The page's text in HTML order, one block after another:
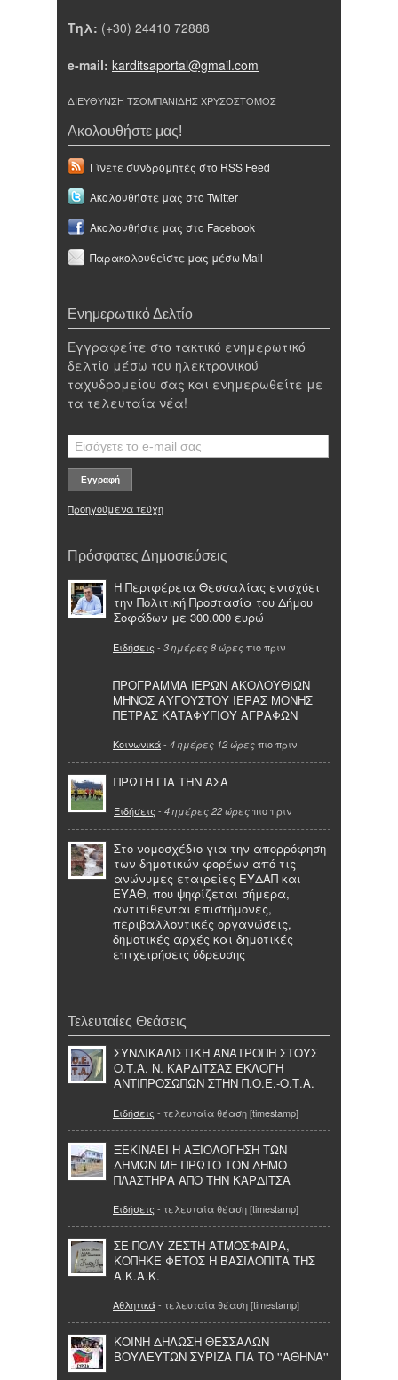
Τηλ: (+30) 24410 72888
e-mail: karditsaportal@gmail.com
ΔΙΕΥΘΥΝΣΗ ΤΣΟΜΠΑΝΙΔΗΣ ΧΡΥΣΟΣΤΟΜΟΣ
Ακολουθήστε μας!
Γίνετε συνδρομητές στο RSS Feed
Ακολουθήστε μας στο Twitter
Ακολουθήστε μας στο Facebook
Παρακολουθείστε μας μέσω Mail
Ενημερωτικό Δελτίο
Εγγραφείτε στο τακτικό ενημερωτικό
δελτίο μέσω του ηλεκτρονικού
ταχυδρομείου σας και ενημερωθείτε με
τα τελευταία νέα!
Προηγούμενα τεύχη
Πρόσφατες Δημοσιεύσεις
Η Περιφέρεια Θεσσαλίας ενισχύει
την Πολιτική Προστασία του Δήμου
Σοφάδων με 300.000 ευρώ
Ειδήσεις - 3 ημέρες 8 ώρες πιο πριν
ΠΡΟΓΡΑΜΜΑ ΙΕΡΩΝ ΑΚΟΛΟΥΘΙΩΝ
ΜΗΝΟΣ ΑΥΓΟΥΣΤΟΥ ΙΕΡΑΣ ΜΟΝΗΣ
ΠΕΤΡΑΣ ΚΑΤΑΦΥΓΙΟΥ ΑΓΡΑΦΩΝ
Κοινωνικά- 4 ημέρες 12 ώρες πιο πριν
ΠΡΩΤΗ ΓΙΑ ΤΗΝ ΑΣΑ
Ειδήσεις - 4 ημέρες 22 ώρες πιο πριν
Στο νομοσχέδιο για την απορρόφηση
των δημοτικών φορέων από τις
ανώνυμες εταιρείες ΕΥΔΑΠ και
ΕΥΑΘ, που ψηφίζεται σήμερα,
αντιτίθενται επιστήμονες,
περιβαλλοντικές οργανώσεις,
δημοτικές αρχές και δημοτικές
επιχειρήσεις ύδρευσης
Τελευταίες Θεάσεις
ΣΥΝΔΙΚΑΛΙΣΤΙΚΗ ΑΝΑΤΡΟΠΗ ΣΤΟΥΣ
Ο.Τ.Α. Ν. ΚΑΡΔΙΤΣΑΣ ΕΚΛΟΓΗ
ΑΝΤΙΠΡΟΣΩΠΩΝ ΣΤΗΝ Π.Ο.Ε.-Ο.Τ.A.
Ειδήσεις - τελευταία θέαση [timestamp]
ΞΕΚΙΝΑΕΙ Η ΑΞΙΟΛΟΓΗΣΗ ΤΩΝ
ΔΗΜΩΝ ΜΕ ΠΡΩΤΟ ΤΟΝ ΔΗΜΟ
ΠΛΑΣΤΗΡΑ ΑΠΟ ΤΗΝ ΚΑΡΔΙΤΣΑ
Ειδήσεις - τελευταία θέαση [timestamp]
ΣΕ ΠΟΛΥ ΖΕΣΤΗ ΑΤΜΟΣΦΑΙΡΑ,
ΚΟΠΗΚΕ ΦΕΤΟΣ Η ΒΑΣΙΛΟΠΙΤΑ THΣ
A.K.A.K.
Αθλητικά- τελευταία θέαση [timestamp]
ΚΟΙΝΗ ΔΗΛΩΣΗ ΘΕΣΣΑΛΩΝ
ΒΟΥΛΕΥΤΩΝ ΣΥΡΙΖΑ ΓΙΑ ΤΟ ''ΑΘΗΝΑ''